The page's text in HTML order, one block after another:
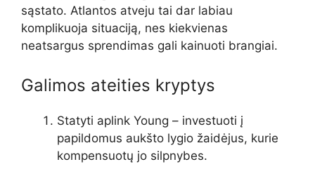
sąstato. Atlantos atveju tai dar labiau
komplikuoja situaciją, nes kiekvienas
neatsargus sprendimas gali kainuoti brangiai.
Galimos ateities kryptys
Statyti aplink Young – investuoti į
papildomus aukšto lygio žaidėjus, kurie
kompensuotų jo silpnybes.